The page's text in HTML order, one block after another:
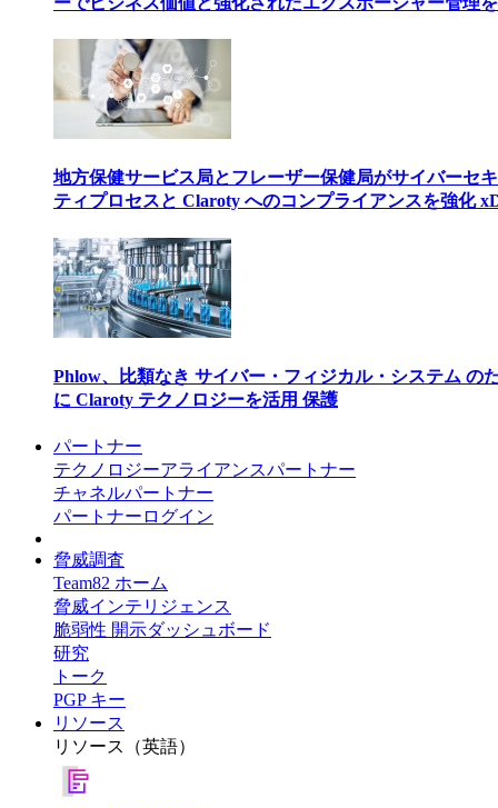
地方保健サービス局とフレーザー保健局がサイバーセ
ティプロセスと Claroty へのコンプライアンスを強化
Phlow、比類なき サイバー・フィジカル・システム の
に Claroty テクノロジーを活用 保護
パートナー
テクノロジーアライアンスパートナー
チャネルパートナー
パートナーログイン
脅威調査
Team82 ホーム
脅威インテリジェンス
脆弱性 開示ダッシュボード
研究
トーク
PGP キー
リソース
リソース（英語）